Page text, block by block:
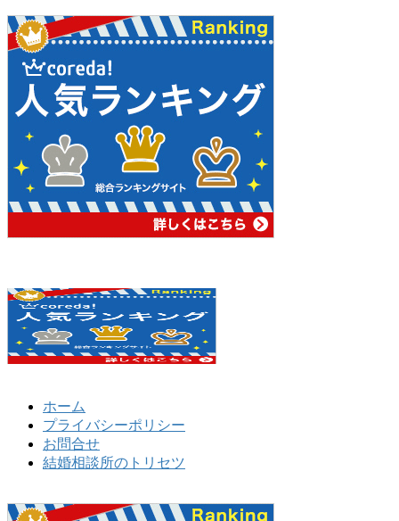
ホーム
プライバシーポリシー
お問合せ
結婚相談所のトリセツ